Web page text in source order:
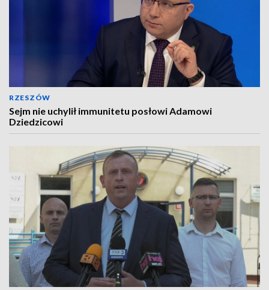
RZESZÓW
Sejm nie uchylił immunitetu posłowi Adamowi
Dziedzicowi